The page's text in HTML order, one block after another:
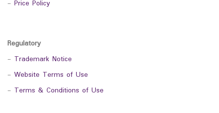
- Price Policy
Regulatory
- Trademark Notice
- Website Terms of Use
- Terms & Conditions of Use